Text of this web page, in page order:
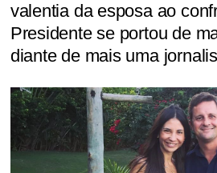
valentia da esposa ao
Presidente se portou de
diante de mais uma